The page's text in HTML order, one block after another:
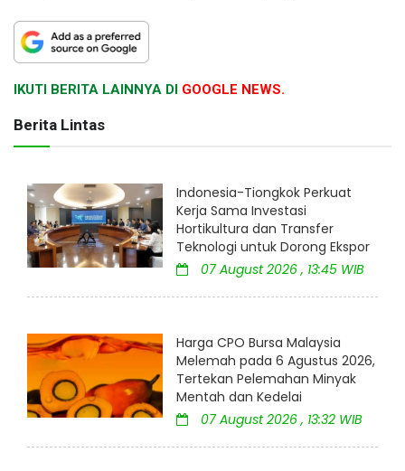
IKUTI BERITA LAINNYA DI GOOGLE NEWS.
Berita Lintas
Indonesia-Tiongkok Perkuat
Kerja Sama Investasi
Hortikultura dan Transfer
Teknologi untuk Dorong Ekspor
07 August 2026 , 13:45 WIB
Harga CPO Bursa Malaysia
Melemah pada 6 Agustus 2026,
Tertekan Pelemahan Minyak
Mentah dan Kedelai
07 August 2026 , 13:32 WIB